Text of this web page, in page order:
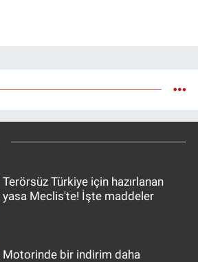
Terörsüz Türkiye için hazırlanan
yasa Meclis'te! İşte maddeler
Motorinde bir indirim daha